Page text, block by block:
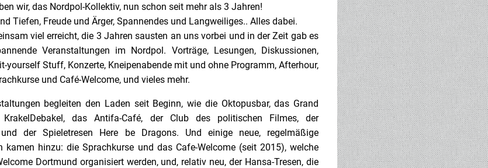
wir, das Nordpol-Kollektiv, nun schon seit mehr als 3 Jahren!
Tiefen, Freude und Ärger, Spannendes und Langweiliges.. Alles dabei.
viel erreicht, die 3 Jahren sausten an uns vorbei und in der Zeit gab es
Veranstaltungen im Nordpol. Vorträge, Lesungen, Diskussionen,
yourself Stuff, Konzerte, Kneipenabende mit und ohne Programm, Afterhour,
und Café-Welcome, und vieles mehr.
begleiten den Laden seit Beginn, wie die Oktopusbar, das Grand
KrakelDebakel, das Antifa-Café, der Club des politischen Filmes, der
und der Spieletresen Here be Dragons. Und einige neue, regelmäßige
kamen hinzu: die Sprachkurse und das Cafe-Welcome (seit 2015), welche
Dortmund organisiert werden, und, relativ neu, der Hansa-Tresen, die